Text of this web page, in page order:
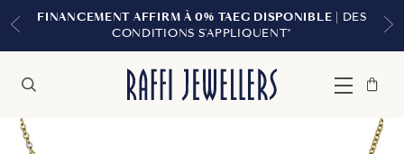
TAEG DISPONIBLE | DES
LIVRAISON
Menu
Sac
main
Fermer